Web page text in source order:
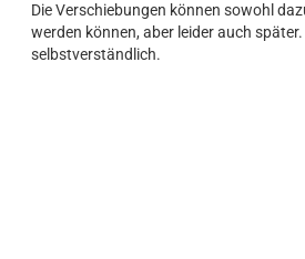
Die Verschiebungen können sowohl
werden können, aber leider auch
selbstverständlich.